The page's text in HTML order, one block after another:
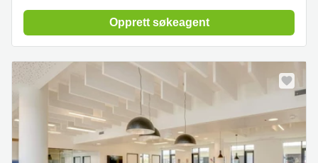
Opprett søkeagent